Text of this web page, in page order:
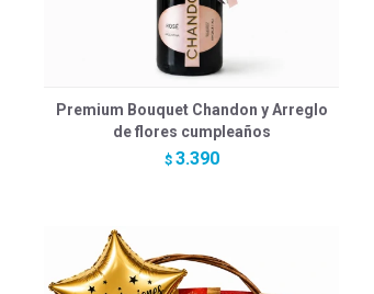
Premium Bouquet Chandon y Arreglo
de flores cumpleaños
$ 3.390